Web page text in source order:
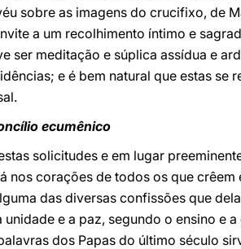
sobre as imagens do crucifixo, de
a um recolhimento íntimo e
ser meditação e súplica assídua e
e é bem natural que estas
ecumênico
solicitudes e em lugar
nos corações de todos os que crêem
das diversas confissões que
unidade e a paz, segundo o ensino e
dos Papas do último século